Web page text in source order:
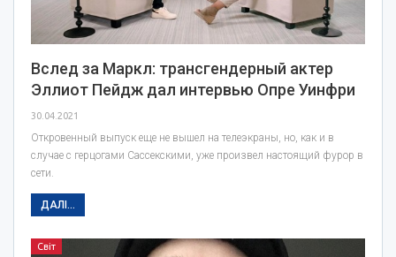
Вслед за Маркл: трансгендерный актер
Эллиот Пейдж дал интервью Опре Уинфри
30.04.2021
Откровенный выпуск еще не вышел на телеэкраны, но, как и в
случае с герцогами Сассекскими, уже произвел настоящий фурор в
сети.
ДАЛІ...
Світ